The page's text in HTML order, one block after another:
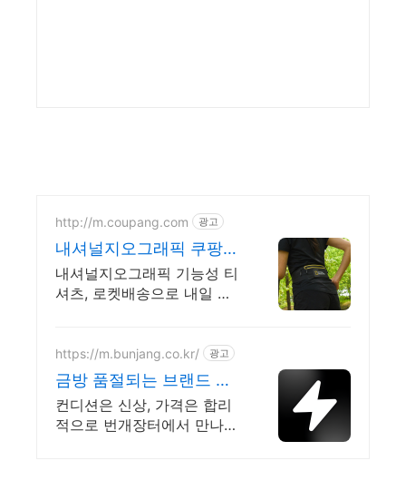
http://m.coupang.com 광고
내셔널지오그래픽 쿠팡
자연 감성 스타일
내셔널지오그래픽 기능성 티
셔츠, 로켓배송으로 내일 바
세미 오버핏 스타일을 경험
하세요.
https://m.bunjang.co.kr/ 광고
금방 품절되는 브랜드 국
내 최대 브랜드 중고거래
컨디션은 신상, 가격은 합리
적으로 번개장터에서 만나보